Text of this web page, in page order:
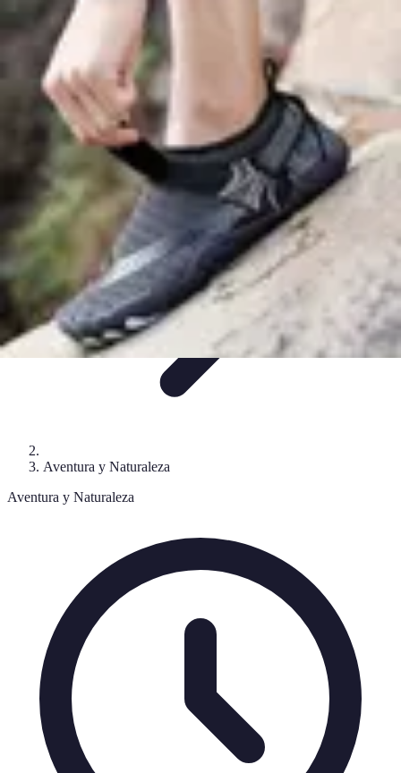
Viajar por España
Consejos de Viaje
Cultura y Tradiciones
Destinos
Planificación de Viajes
Viajar por España
Aventura y Naturaleza
Aventura y Naturaleza